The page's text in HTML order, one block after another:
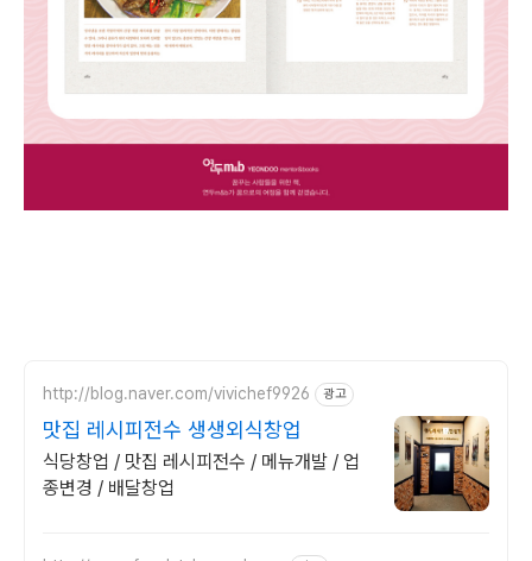
http://blog.naver.com/vivichef9926 광고
맛집 레시피전수 생생외식창업
식당창업 / 맛집 레시피전수 / 메뉴개발 / 업
종변경 / 배달창업